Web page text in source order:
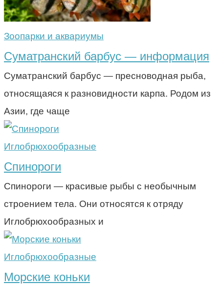
Зоопарки и аквариумы
Суматранский барбус — информация
Суматранский барбус — пресноводная рыба,
относящаяся к разновидности карпа. Родом из
Азии, где чаще
Иглобрюхообразные
Спинороги
Спинороги — красивые рыбы с необычным
строением тела. Они относятся к отряду
Иглобрюхообразных и
Иглобрюхообразные
Морские коньки